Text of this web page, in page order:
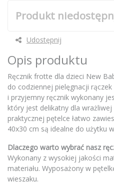
Produkt
Udostępnij
Opis produktu
Ręcznik frotte dla dzieci New
do codziennej pielęgnacji
i przyjemny ręcznik wykonany
który jest delikatny dla wrażliwej
praktycznej pętelce łatwo
40x30 cm są idealne do użytku
Dlaczego warto wybrać nasz
Wykonany z wysokiej jakości
materiału. Wyposażony w
wieszaku.